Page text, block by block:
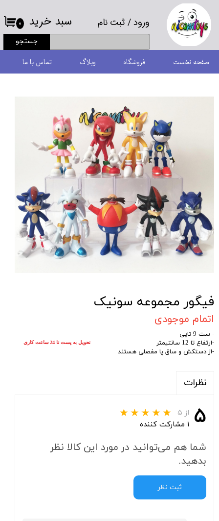
ورود/ ثبت نام
حساب کاربری من
تغییر گذر واژه
سفارشات
خروج از حساب کاربری
جستجو
۰ سبد خرید
صفحه نخست فروشگاه وبلاگ تماس با ما
فیگور مجموعه سونیک
اتمام موجودی
- ست 9 تایی
-ارتفاع تا 12 سانتیمتر
-از دستکش و ساق پا مفصلی هستند
نظرات
۵ از ۵
۱ مشارکت کننده
شما هم می‌توانید در مورد این کالا نظر
بدهید.
ثبت نظر
تحویل به پست تا 24 ساعت کاری